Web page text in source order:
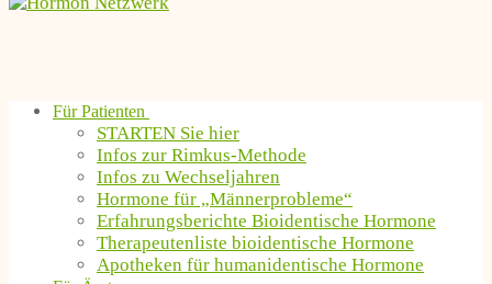
Für Patienten
STARTEN Sie hier
Infos zur Rimkus-Methode
Infos zu Wechseljahren
Hormone für „Männerprobleme“
Erfahrungsberichte Bioidentische Hormone
Therapeutenliste bioidentische Hormone
Apotheken für humanidentische Hormone